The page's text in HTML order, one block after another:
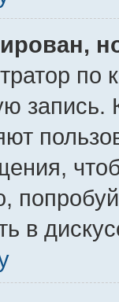
по
запись.
в